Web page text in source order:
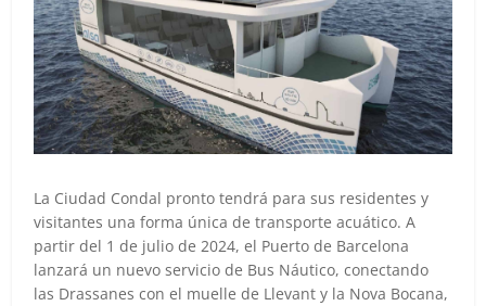
La Ciudad Condal pronto tendrá para sus residentes y
visitantes una forma única de transporte acuático. A
partir del 1 de julio de 2024, el Puerto de Barcelona
lanzará un nuevo servicio de Bus Náutico, conectando
las Drassanes con el muelle de Llevant y la Nova Bocana,